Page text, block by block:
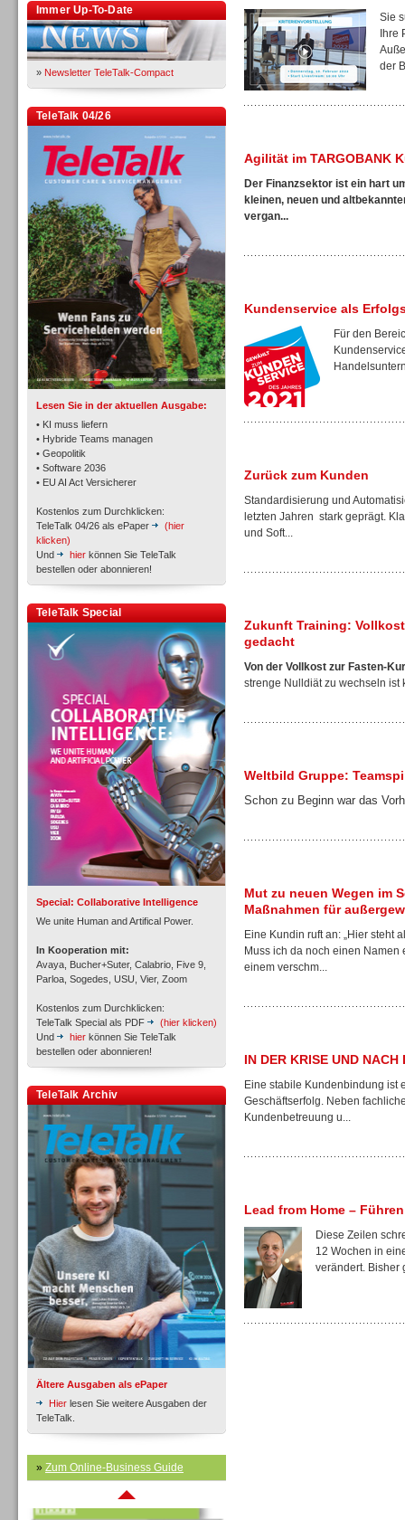
Immer Up-To-Date
» Newsletter TeleTalk-Compact
TeleTalk 04/26
Lesen Sie in der aktuellen Ausgabe:
• KI muss liefern
• Hybride Teams managen
• Geopolitik
• Software 2036
• EU AI Act Versicherer
Kostenlos zum Durchklicken:
TeleTalk 04/26 als ePaper
(hier
klicken)
Und
hier können Sie TeleTalk
bestellen oder abonnieren!
TeleTalk Special
Special: Collaborative Intelligence
We unite Human and Artifical Power.
In Kooperation mit:
Avaya, Bucher+Suter, Calabrio, Five 9,
Parloa, Sogedes, USU, Vier, Zoom
Kostenlos zum Durchklicken:
TeleTalk Special als PDF
(hier klicken)
Und
hier können Sie TeleTalk
bestellen oder abonnieren!
TeleTalk Archiv
Ältere Ausgaben als ePaper
Hier lesen Sie weitere Ausgaben der
TeleTalk.
» Zum Online-Business Guide
TK- und ACD-Systeme
Workforce-Management
Personal
Inbound
Inbound
Inbound
Inbound
Sie
Ihre
der
Agilität im TARGOBANK
Der Finanzsektor ist ein hart
kleinen, neuen und
vergan...
Kundenservice als
Für den
Zurück zum Kunden
Standardisierung und
letzten Jahren stark geprägt.
und Soft...
Zukunft Training:
gedacht
Von der Vollkost zur Fasten-Kur
strenge Nulldiät zu wechseln ist
Weltbild Gruppe:
Schon zu Beginn war das
Mut zu neuen Wegen im
Maßnahmen für
Eine Kundin ruft an: „Hier steht
Muss ich da noch einen
einem verschm...
IN DER KRISE UND NACH
Eine stabile Kundenbindung ist
Geschäftserfolg. Neben
Kundenbetreuung u...
Lead from Home –
Diese Zeilen
12 Wochen in
verändert. Bisher